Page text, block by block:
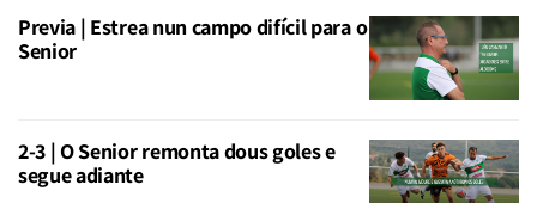
Previa | Estrea nun campo difícil para o
Senior
2-3 | O Senior remonta dous goles e
segue adiante